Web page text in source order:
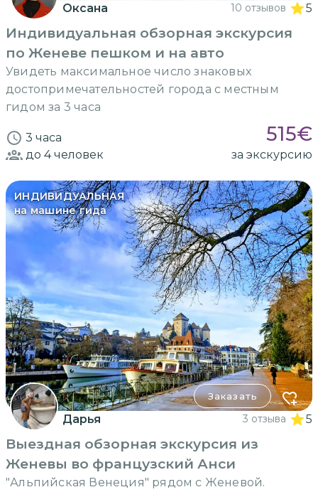
Оксана 10 отзывов 5
Индивидуальная обзорная экскурсия
по Женеве пешком и на авто
Увидеть максимальное число знаковых
достопримечательностей города с местным
гидом за 3 часа
3 часа 515€
до 4человек за экскурсию
ИНДИВИДУАЛЬНАЯ
на машине гида
Заказать
Дарья 3 отзыва 5
Выездная обзорная экскурсия из
Женевы во французский Анси
"Альпийская Венеция" рядом с Женевой.